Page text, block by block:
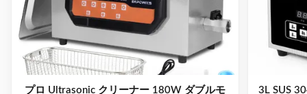
プロ Ultrasonic クリーナー 180W ダブルモ
3L SUS